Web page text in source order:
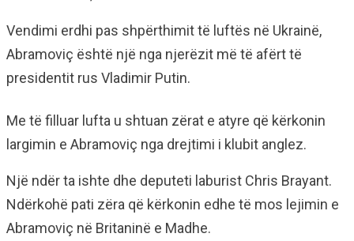
Vendimi erdhi pas shpërthimit të luftës në Ukrainë,
Abramoviç është një nga njerëzit më të afërt të
presidentit rus Vladimir Putin.
Me të filluar lufta u shtuan zërat e atyre që kërkonin
largimin e Abramoviç nga drejtimi i klubit anglez.
Një ndër ta ishte dhe deputeti laburist Chris Brayant.
Ndërkohë pati zëra që kërkonin edhe të mos lejimin e
Abramoviç në Britaninë e Madhe.